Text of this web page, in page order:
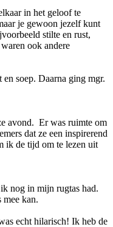
in het geloof te
je gewoon jezelf kunt
stilte en rust,
ook andere
soep. Daarna ging mgr.
avond. Er was ruimte om
dat ze een inspirerend
ik de tijd om te lezen uit
nog in mijn rugtas had.
mee kan.
echt hilarisch! Ik heb de